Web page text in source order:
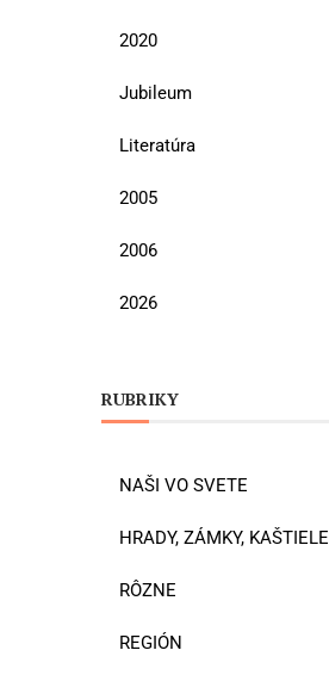
2020
Jubileum
Literatúra
2005
2006
2026
RUBRIKY
NAŠI VO SVETE
HRADY, ZÁMKY, KAŠTIELE
RÔZNE
REGIÓN